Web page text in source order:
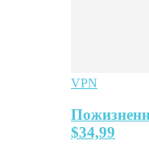
VPN
$34,99